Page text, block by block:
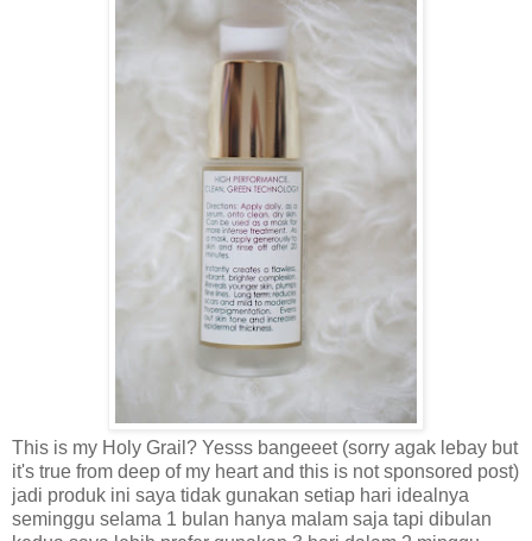
This is my Holy Grail? Yesss bangeeet (sorry agak lebay but
it's true from deep of my heart and this is not sponsored post)
jadi produk ini saya tidak gunakan setiap hari idealnya
seminggu selama 1 bulan hanya malam saja tapi dibulan